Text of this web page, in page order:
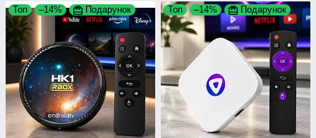
Топ –14% Подарунок Топ –14% Подарунок